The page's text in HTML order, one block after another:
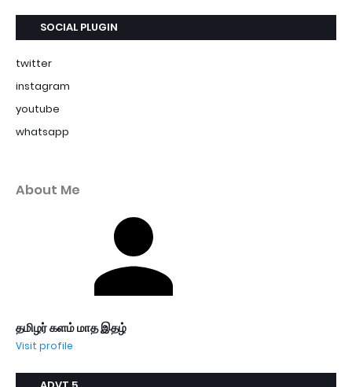
SOCIAL PLUGIN
twitter
instagram
youtube
whatsapp
About Me
தமிழர் களம் மாத இதழ்
Visit profile